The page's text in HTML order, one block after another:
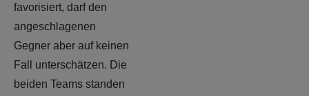
favorisiert, darf den
angeschlagenen
Gegner aber auf keinen
Fall unterschätzen. Die
beiden Teams standen